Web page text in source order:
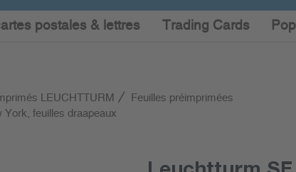
postales & lettres Trading Cards
LEUCHTTURM
Feuilles préimprimées
York, feuilles draapeaux